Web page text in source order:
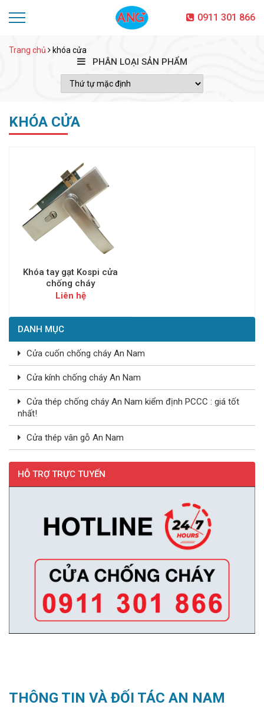
0911 301 866
Trang chủ khóa cửa
PHÂN LOẠI SẢN PHẨM
DANH MỤC
Cửa cuốn chống cháy An Nam
Cửa kính chống cháy An Nam
Cửa thép chống cháy An Nam kiểm định PCCC : giá tốt
nhất!
Cửa thép vân gỗ An Nam
HỖ TRỢ TRỰC TUYẾN
KHÓA CỬA
Khóa tay gạt Kospi cửa
chống cháy
Liên hệ
THÔNG TIN VÀ ĐỐI TÁC AN NAM